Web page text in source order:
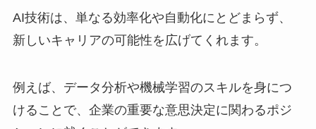
AI技術は、単なる効率化や自動化にとどまらず、
新しいキャリアの可能性を広げてくれます。
例えば、データ分析や機械学習のスキルを身につ
けることで、企業の重要な意思決定に関わるポジ